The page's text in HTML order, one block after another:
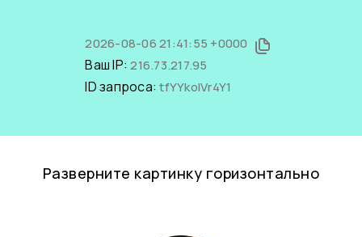
2026-08-06 21:41:55 +0000
Ваш IP:216.73.217.95
ID запроса:tfYYkolVr4Y1
Разверните картинку горизонтально